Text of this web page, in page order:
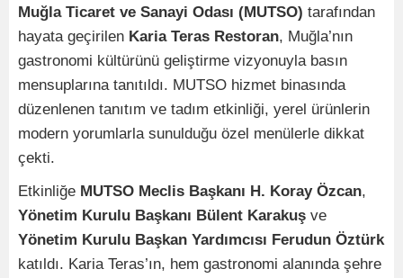
Muğla Ticaret ve Sanayi Odası (MUTSO) tarafından
hayata geçirilen Karia Teras Restoran, Muğla’nın
gastronomi kültürünü geliştirme vizyonuyla basın
mensuplarına tanıtıldı. MUTSO hizmet binasında
düzenlenen tanıtım ve tadım etkinliği, yerel ürünlerin
modern yorumlarla sunulduğu özel menülerle dikkat
çekti.
Etkinliğe MUTSO Meclis Başkanı H. Koray Özcan,
Yönetim Kurulu Başkanı Bülent Karakuş ve
Yönetim Kurulu Başkan Yardımcısı Ferudun Öztürk
katıldı. Karia Teras’ın, hem gastronomi alanında şehre